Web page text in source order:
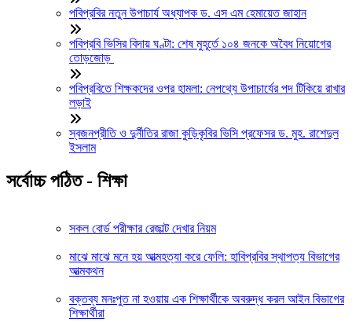
পবিপ্রবির নতুন উপাচার্য অধ্যাপক ড. এস এম হেমায়েত জাহান
পবিপ্রবি ভিসির বিদায় ঘণ্টা: শেষ মুহূর্তে ১০৪ জনকে অবৈধ নিয়োগের
তোড়জোড়
পবিপ্রবিতে শিক্ষকদের ওপর হামলা: নেপথ্যে উপাচার্যের পদ টিকিয়ে রাখার
লড়াই
স্বজনপ্রীতি ও দুর্নীতির রাজা কুড়িকৃবির ভিসি প্রফেসর ড. মুহ. রাশেদুল
ইসলাম
সর্বোচ্চ পঠিত - শিক্ষা
সকল বোর্ড পরীক্ষার রেজাল্ট দেখার নিয়ম
মাঝে মাঝে মনে হয় আত্মহত্যা করে ফেলি: হাবিপ্রবির স্থাপত্য বিভাগের
আত্মকথন
বক্তব্য মনঃপুত না হওয়ায় এক শিক্ষার্থীকে অবরুদ্ধ করল আইন বিভাগের
শিক্ষার্থীরা